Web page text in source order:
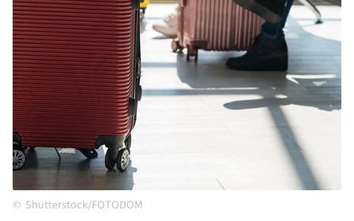
Shutterstock/FOTODOM